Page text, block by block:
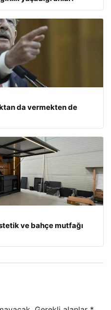
da vermekten de
ve bahçe mutfağı